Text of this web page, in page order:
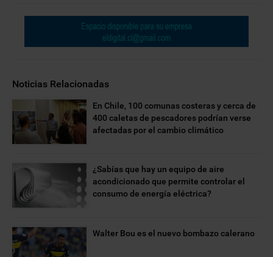
Noticias Relacionadas
En Chile, 100 comunas costeras y cerca de
400 caletas de pescadores podrían verse
afectadas por el cambio climático
¿Sabías que hay un equipo de aire
acondicionado que permite controlar el
consumo de energía eléctrica?
Walter Bou es el nuevo bombazo calerano